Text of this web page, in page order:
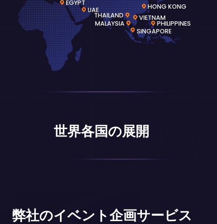
HONG KONG
VIETNAM
PHILIPPINES
SINGAPORE
THAILAND
UAE
EGYPT
MALAYSIA
世界各国の展開
弊社のイベント企画サービス